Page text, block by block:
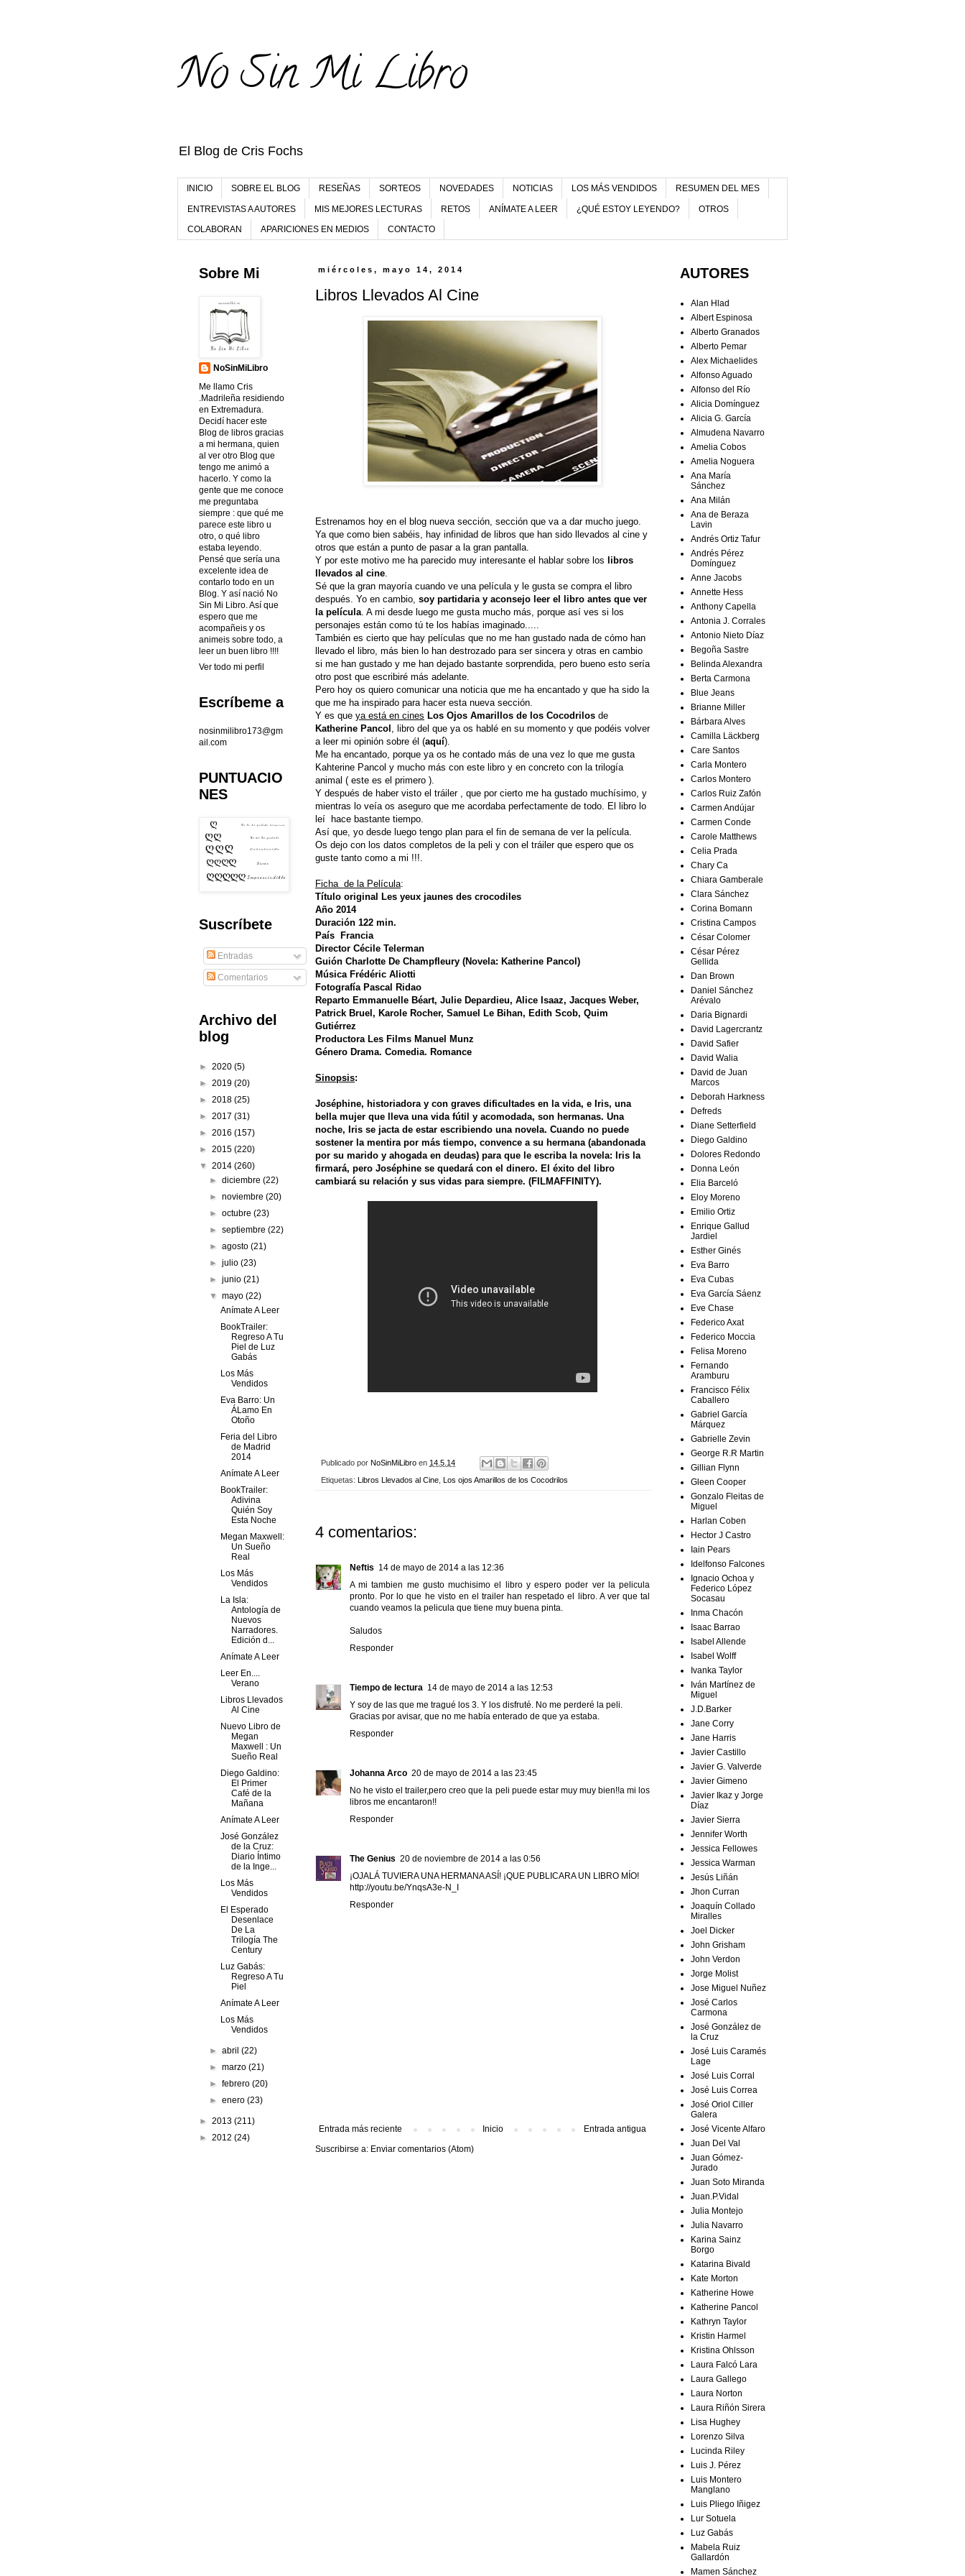
No Sin Mi Libro
El Blog de Cris Fochs
INICIO SOBRE EL BLOG RESEÑAS SORTEOS NOVEDADES NOTICIAS LOS MÁS VENDIDOS RESUMEN DEL MES
ENTREVISTAS A AUTORES MIS MEJORES LECTURAS RETOS ANÍMATE A LEER ¿QUÉ ESTOY LEYENDO? OTROS
COLABORAN APARICIONES EN MEDIOS CONTACTO
miércoles, mayo 14, 2014
Libros Llevados Al Cine
Estrenamos hoy en el blog nueva sección, sección que va a dar mucho juego.
Ya que como bien sabéis, hay infinidad de libros que han sido llevados al cine y
otros que están a punto de pasar a la gran pantalla.
Y por este motivo me ha parecido muy interesante el hablar sobre los libros
llevados al cine
Sé que la gran mayoría cuando ve una película y le gusta se compra el libro
después. Yo en cambio, soy partidaria y aconsejo leer el libro antes que ver
la película . A mi desde luego me gusta mucho más, porque así ves si los
personajes están como tú te los habías imaginado.....
También es cierto que hay películas que no me han gustado nada de cómo han
llevado el libro, más bien lo han destrozado para ser sincera y otras en cambio
si me han gustado y me han dejado bastante sorprendida, pero bueno esto sería
otro post que escribiré más adelante.
Pero hoy os quiero comunicar una noticia que me ha encantado y que ha sido la
que me ha inspirado para hacer esta nueva sección.
Y es que ya está en cines Los Ojos Amarillos de los Cocodrilos de
Katherine Pancol
, libro del que ya os hablé en su momento y que podéis volver
a leer mi opinión sobre él (aquí).
Me ha encantado, porque ya os he contado más de una vez lo que me gusta
Kahterine Pancol y mucho más con este libro y en concreto con la trilogía
animal ( este es el primero ).
Y después de haber visto el tráiler , que por cierto me ha gustado muchísimo, y
mientras lo veía os aseguro que me acordaba perfectamente de todo. El libro lo
leí hace bastante tiempo.
Así que, yo desde luego tengo plan para el fin de semana de ver la película.
Os dejo con los datos completos de la peli y con el tráiler que espero que os
guste tanto como a mi !!!.
Ficha de la Película:
Título original Les yeux jaunes des crocodiles
Año 2014
Duración 122 min.
País Francia
Director Cécile Telerman
Guión Charlotte De Champfleury (Novela: Katherine Pancol)
Música Frédéric Aliotti
Fotografía Pascal Ridao
Reparto Emmanuelle Béart, Julie Depardieu, Alice Isaaz, Jacques Weber,
Patrick Bruel , Karole Rocher, Samuel Le Bihan, Edith Scob, Quim
Gutiérrez
Productora Les Films Manuel Munz
Género Drama. Comedia. Romance
Sinopsis:
Joséphine, historiadora y con graves dificultades en la vida, e Iris, una
bella mujer que lleva una vida fútil y acomodada, son hermanas. Una
noche, Iris se jacta de estar escribiendo una novela. Cuando no puede
sostener la mentira por más tiempo, convence a su hermana (abandonada
por su marido y ahogada en deudas) para que le escriba la novela: Iris la
firmará, pero Joséphine se quedará con el dinero. El éxito del libro
cambiará su relación y sus vidas para siempre. (FILMAFFINITY).
Publicado por NoSinMiLibro en 14.5.14
Etiquetas: Libros Llevados al Cine Los ojos Amarillos de los Cocodrilos
4 comentarios:
Neftis 14 de mayo de 2014 a las 12:36
A mi tambien me gusto muchisimo el libro y espero poder ver la pelicula
pronto. Por lo que he visto en el trailer han respetado el libro. A ver que tal
cuando veamos la pelicula que tiene muy buena pinta.
Saludos
Responder
Tiempo de lectura 14 de mayo de 2014 a las 12:53
Y soy de las que me tragué los 3. Y los disfruté. No me perderé la peli.
Gracias por avisar, que no me había enterado de que ya estaba.
Responder
Johanna Arco 20 de mayo de 2014 a las 23:45
No he visto el trailer,pero creo que la peli puede estar muy muy bien!!a mi los
libros me encantaron!!
Responder
The Genius 20 de noviembre de 2014 a las 0:56
¡OJALÁ TUVIERA UNA HERMANA ASÍ! ¡QUE PUBLICARA UN LIBRO MÍO!
http://youtu.be/YnqsA3e-N_I
Responder
Entrada más reciente Entrada antigua
Inicio
Suscribirse a: Enviar comentarios (Atom)
Sobre Mi
NoSinMiLibro
Me llamo Cris
.Madrileña residiendo
en Extremadura.
Decidí hacer este
Blog de libros gracias
a mi hermana, quien
al ver otro Blog que
tengo me animó a
hacerlo. Y como la
gente que me conoce
me preguntaba
siempre : que qué me
parece este libro u
otro, o qué libro
estaba leyendo.
Pensé que sería una
excelente idea de
contarlo todo en un
Blog. Y así nació No
Sin Mi Libro. Así que
espero que me
acompañeis y os
animeis sobre todo, a
leer un buen libro !!!!
Ver todo mi perfil
Escríbeme a
nosinmilibro173@gm
ail.com
PUNTUACIO
NES
Suscríbete
Entradas
Comentarios
Archivo del
blog
► 2020 (5)
► 2019 (20)
► 2018 (25)
► 2017 (31)
► 2016 (157)
► 2015 (220)
▼ 2014 (260)
►diciembre(22)
►noviembre(20)
►octubre(23)
►septiembre(22)
►agosto(21)
►julio(23)
►junio(21)
▼mayo(22)
Anímate A Leer
BookTrailer:
Regreso A Tu
Piel de Luz
Gabás
Los Más
Vendidos
Eva Barro: Un
ÁLamo En
Otoño
Feria del Libro
de Madrid
2014
Anímate A Leer
BookTrailer:
Adivina
Quién Soy
Esta Noche
Megan Maxwell:
Un Sueño
Real
Los Más
Vendidos
La Isla:
Antología de
Nuevos
Narradores.
Edición d...
Anímate A Leer
Leer En....
Verano
Libros Llevados
Al Cine
Nuevo Libro de
Megan
Maxwell : Un
Sueño Real
Diego Galdino:
El Primer
Café de la
Mañana
Anímate A Leer
José González
de la Cruz:
Diario Íntimo
de la Inge...
Los Más
Vendidos
El Esperado
Desenlace
De La
Trilogía The
Century
Luz Gabás:
Regreso A Tu
Piel
Anímate A Leer
Los Más
Vendidos
►abril(22)
►marzo(21)
►febrero(20)
►enero(23)
► 2013 (211)
► 2012 (24)
AUTORES
Alan Hlad
Albert Espinosa
Alberto Granados
Alberto Pemar
Alex Michaelides
Alfonso Aguado
Alfonso del Río
Alicia Domínguez
Alicia G. García
Almudena Navarro
Amelia Cobos
Amelia Noguera
Ana María
Sánchez
Ana Milán
Ana de Beraza
Lavin
Andrés Ortiz Tafur
Andrés Pérez
Domínguez
Anne Jacobs
Annette Hess
Anthony Capella
Antonia J. Corrales
Antonio Nieto Díaz
Begoña Sastre
Belinda Alexandra
Berta Carmona
Blue Jeans
Brianne Miller
Bárbara Alves
Camilla Läckberg
Care Santos
Carla Montero
Carlos Montero
Carlos Ruiz Zafón
Carmen Andújar
Carmen Conde
Carole Matthews
Celia Prada
Chary Ca
Chiara Gamberale
Clara Sánchez
Corina Bomann
Cristina Campos
César Colomer
César Pérez
Gellida
Dan Brown
Daniel Sánchez
Arévalo
Daria Bignardi
David Lagercrantz
David Safier
David Walia
David de Juan
Marcos
Deborah Harkness
Defreds
Diane Setterfield
Diego Galdino
Dolores Redondo
Donna León
Elia Barceló
Eloy Moreno
Emilio Ortiz
Enrique Gallud
Jardiel
Esther Ginés
Eva Barro
Eva Cubas
Eva García Sáenz
Eve Chase
Federico Axat
Federico Moccia
Felisa Moreno
Fernando
Aramburu
Francisco Félix
Caballero
Gabriel García
Márquez
Gabrielle Zevin
George R.R Martin
Gillian Flynn
Gleen Cooper
Gonzalo Fleitas de
Miguel
Harlan Coben
Hector J Castro
Iain Pears
Idelfonso Falcones
Ignacio Ochoa y
Federico López
Socasau
Inma Chacón
Isaac Barrao
Isabel Allende
Isabel Wolff
Ivanka Taylor
Iván Martínez de
Miguel
J.D.Barker
Jane Corry
Jane Harris
Javier Castillo
Javier G. Valverde
Javier Gimeno
Javier Ikaz y Jorge
Díaz
Javier Sierra
Jennifer Worth
Jessica Fellowes
Jessica Warman
Jesús Liñán
Jhon Curran
Joaquín Collado
Miralles
Joel Dicker
John Grisham
John Verdon
Jorge Molist
Jose Miguel Nuñez
José Carlos
Carmona
José González de
la Cruz
José Luis Caramés
Lage
José Luis Corral
José Luis Correa
José Oriol Ciller
Galera
José Vicente Alfaro
Juan Del Val
Juan Gómez-
Jurado
Juan Soto Miranda
Juan.P.Vidal
Julia Montejo
Julia Navarro
Karina Sainz
Borgo
Katarina Bivald
Kate Morton
Katherine Howe
Katherine Pancol
Kathryn Taylor
Kristin Harmel
Kristina Ohlsson
Laura Falcó Lara
Laura Gallego
Laura Norton
Laura Riñón Sirera
Lisa Hughey
Lorenzo Silva
Lucinda Riley
Luis J. Pérez
Luis Montero
Manglano
Luis Pliego Iñigez
Lur Sotuela
Luz Gabás
Mabela Ruiz
Gallardón
Mamen Sánchez